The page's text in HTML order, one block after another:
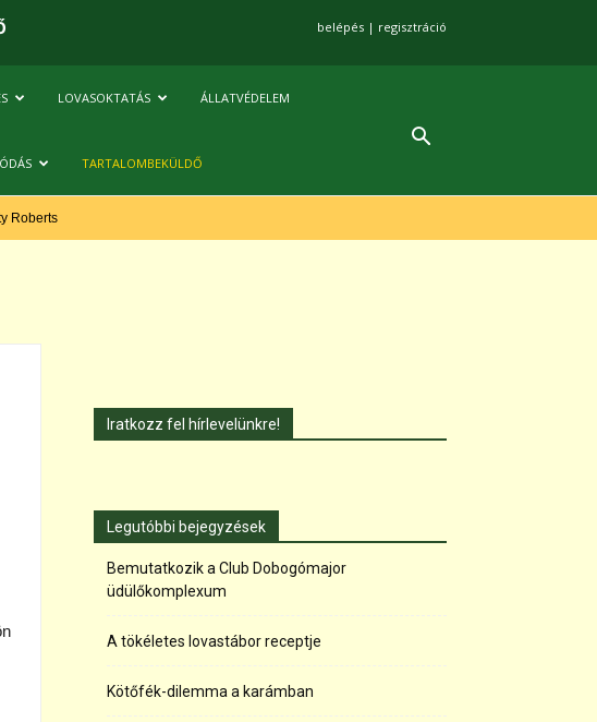
belépés | regisztráció
LOVASOKTATÁS ÁLLATVÉDELEM
TARTALOMBEKÜLDŐ
Roberts
Iratkozz fel hírlevelünkre!
Legutóbbi bejegyzések
Bemutatkozik a Club Dobogómajor
üdülőkomplexum
A tökéletes lovastábor receptje
Kötőfék-dilemma a karámban